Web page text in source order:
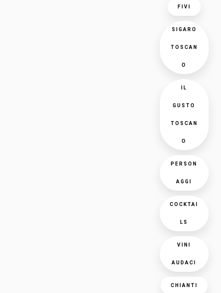
FIVI
SIGARO
TOSCAN
O
IL
GUSTO
TOSCAN
O
PERSON
AGGI
COCKTAI
LS
VINI
AUDACI
CHIANTI